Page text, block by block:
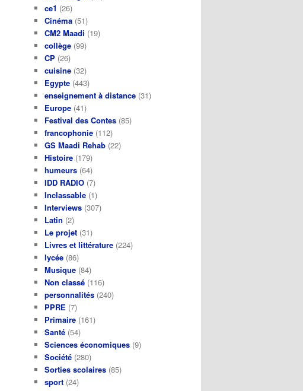
ce1 (26)
Cinéma (51)
CM2 Maadi (19)
collège (99)
CP (26)
cuisine (32)
Egypte (443)
enseignement à distance (31)
Europe (41)
Festival des Contes (85)
francophonie (112)
GS Maadi Rehab (22)
Histoire (179)
humeurs (64)
IDD RADIO (7)
Inclassable (1)
Interviews (307)
Latin (2)
Le projet (31)
Livres et littérature (224)
lycée (86)
Musique (84)
Non classé (116)
personnalités (240)
PPRE (7)
Primaire (161)
Santé (54)
Sciences économiques (9)
Société (280)
Sorties scolaires (85)
sport (24)